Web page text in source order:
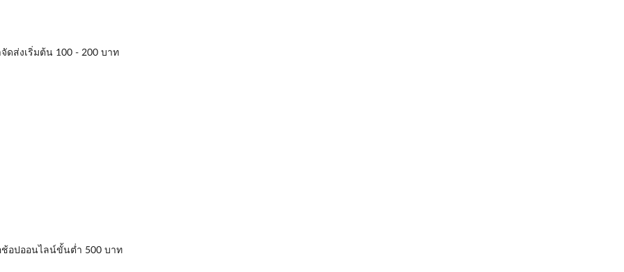
ดส่งเริ่มต้น 100 - 200 บาท
ช้อปออนไลน์ขั้นต่ำ 500 บาท